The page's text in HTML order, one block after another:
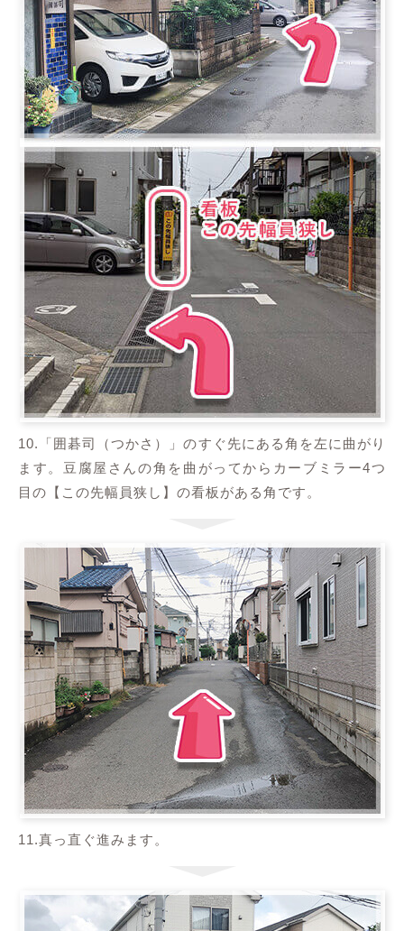
10.「囲碁司（つかさ）」のすぐ先にある角を左に曲がり
ます。豆腐屋さんの角を曲がってからカーブミラー4つ
目の【この先幅員狭し】の看板がある角です。
11.真っ直ぐ進みます。